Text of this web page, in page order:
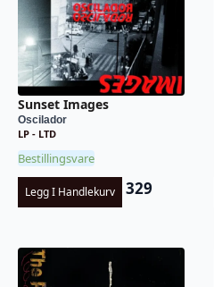
Sunset Images
Oscilador
LP - LTD
Bestillingsvare
Legg I Handlekurv 329